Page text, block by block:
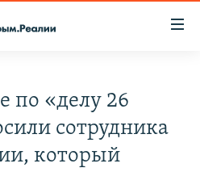
по «делу 26
сотрудника
который